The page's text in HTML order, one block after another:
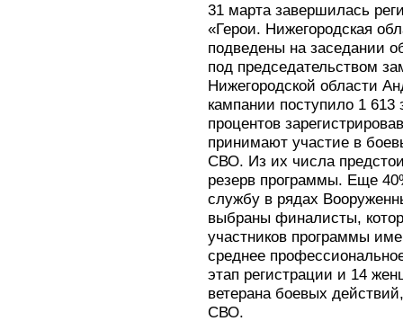
31 марта завершилась
«Герои. Нижегородская
подведены на заседании
под председательством
Нижегородской области
кампании поступило 1 613
процентов
принимают участие в
СВО. Из их числа
резерв программы. Еще
службу в рядах
выбраны финалисты,
участников программы
среднее
этап регистрации и 14
ветерана боевых
СВО.